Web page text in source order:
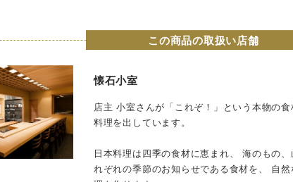
この商品の取扱い店舗
懐石小室
店主 小室さんが「これぞ！」という本物の
料理を出しています。
日本料理は四季の食材に恵まれ、 海のもの
れぞれの季節のお知らせである食材を、 自